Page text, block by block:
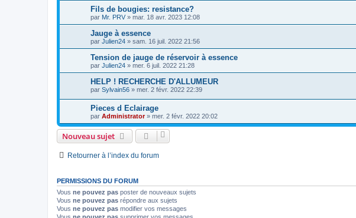
Fils de bougies: resistance?
par Mr. PRV » mar. 18 avr. 2023 12:08
Jauge à essence
par Julien24 » sam. 16 juil. 2022 21:56
Tension de jauge de réservoir à essence
par Julien24 » mer. 6 juil. 2022 21:28
HELP ! RECHERCHE D'ALLUMEUR
par Sylvain56 » mer. 2 févr. 2022 22:39
Pieces d Eclairage
par Administrator» mer. 2 févr. 2022 20:02
Nouveau sujet
Retourner à l’index du forum
PERMISSIONS DU FORUM
Vous ne pouvez pas poster de nouveaux sujets
Vous ne pouvez pas répondre aux sujets
Vous ne pouvez pas modifier vos messages